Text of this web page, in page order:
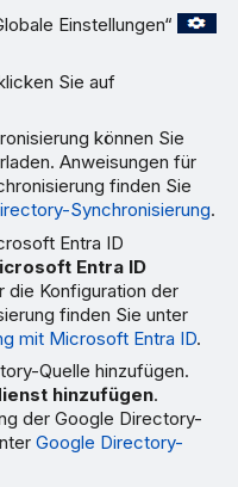
Einstellungen“
Sie auf
können Sie
Anweisungen für
finden Sie
Synchronisierung.
Entra ID
Entra ID
die Konfiguration der
finden Sie unter
mit Microsoft Entra ID.
Quelle hinzufügen.
hinzufügen.
der Google Directory-
Google Directory-